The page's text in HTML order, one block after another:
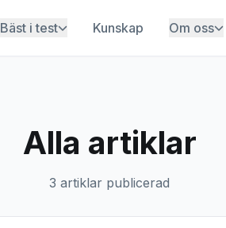
Bäst i test Kunskap Om oss
Alla artiklar
3 artiklar publicerad